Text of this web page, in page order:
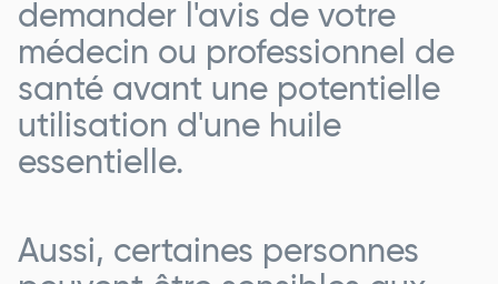
demander l'avis de votre
médecin ou professionnel de
santé avant une potentielle
utilisation d'une huile
essentielle.
Aussi, certaines personnes